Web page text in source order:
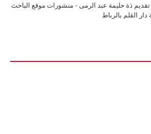
تقديم ذة حليمة عبد الرمى - منشورات موقع الباحث
القلم بالرباط